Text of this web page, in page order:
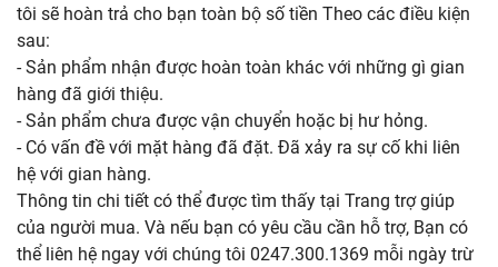
tôi sẽ hoàn trả cho bạn toàn bộ số tiền Theo các điều kiện
sau:
- Sản phẩm nhận được hoàn toàn khác với những gì gian
hàng đã giới thiệu.
- Sản phẩm chưa được vận chuyển hoặc bị hư hỏng.
- Có vấn đề với mặt hàng đã đặt. Đã xảy ra sự cố khi liên
hệ với gian hàng.
Thông tin chi tiết có thể được tìm thấy tại Trang trợ giúp
của người mua. Và nếu bạn có yêu cầu cần hỗ trợ, Bạn có
thể liên hệ ngay với chúng tôi 0247.300.1369 mỗi ngày trừ